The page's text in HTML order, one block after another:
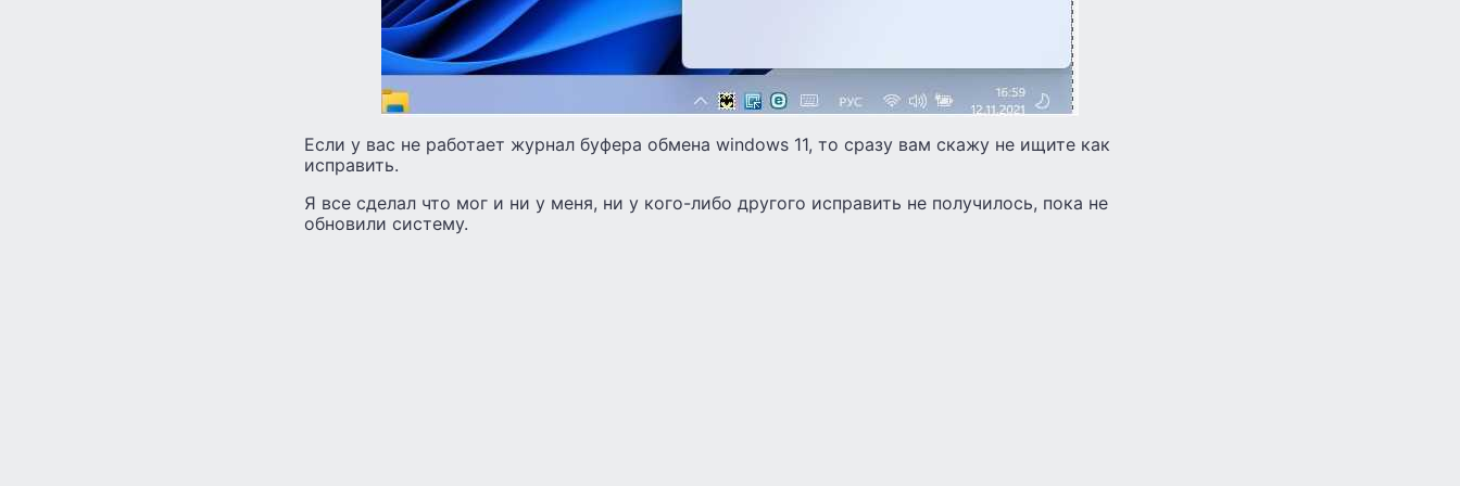
Если у вас не работает журнал буфера обмена windows 11, то сразу вам скажу не ищите как
исправить.
Я все сделал что мог и ни у меня, ни у кого-либо другого исправить не получилось, пока не
обновили систему.